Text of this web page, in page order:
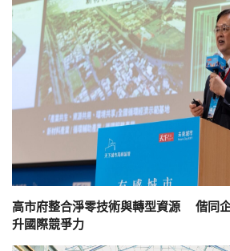
高市府整合淨零技術與轉型資源 偕同
升國際競爭力